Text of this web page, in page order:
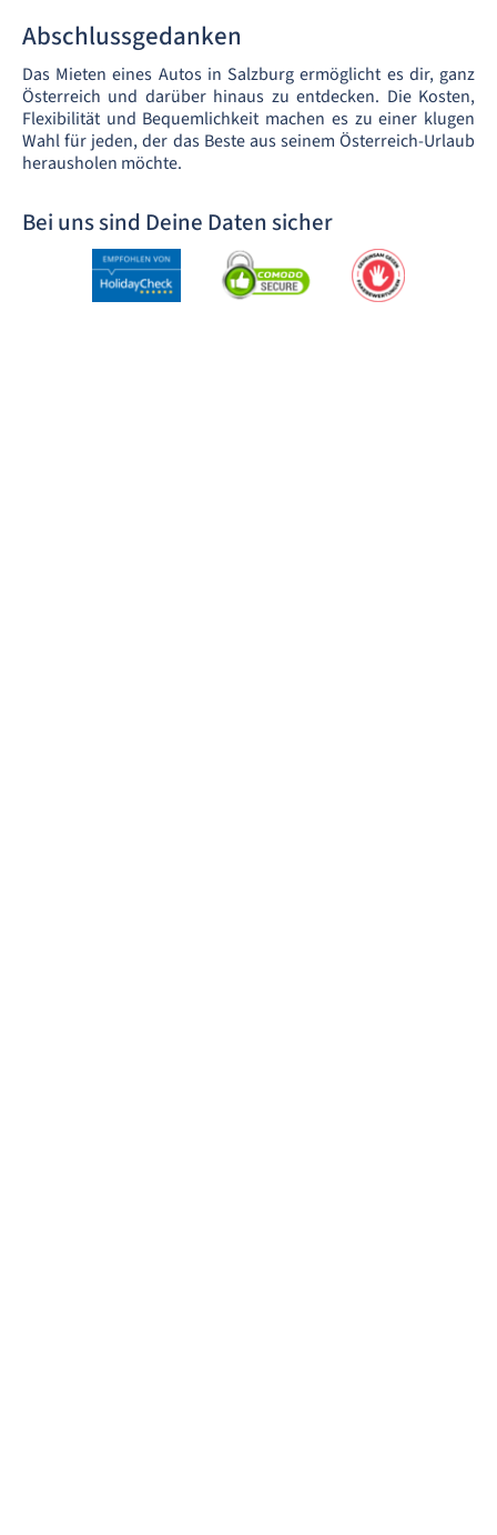
Abschlussgedanken
Das Mieten eines Autos in Salzburg ermöglicht es dir, ganz
Österreich und darüber hinaus zu entdecken. Die Kosten,
Flexibilität und Bequemlichkeit machen es zu einer klugen
Wahl für jeden, der das Beste aus seinem Österreich-Urlaub
herausholen möchte.
Bei uns sind Deine Daten sicher